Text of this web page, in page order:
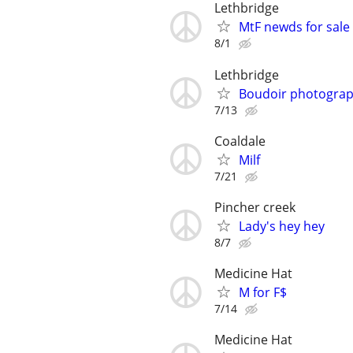
Lethbridge
MtF newds for sale
8/1
Lethbridge
Boudoir
7/13
Coaldale
Milf
7/21
Pincher creek
Lady's hey hey
8/7
Medicine Hat
M for F$
7/14
Medicine Hat